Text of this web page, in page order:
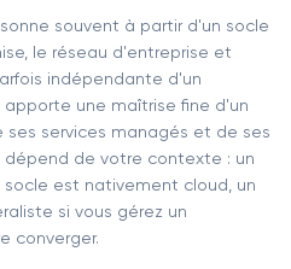
souvent à partir d'un socle
le réseau d'entreprise et
indépendante d'un
apporte une maîtrise fine d'un
services managés et de ses
dépend de votre contexte : un
socle est nativement cloud, un
si vous gérez un
converger.